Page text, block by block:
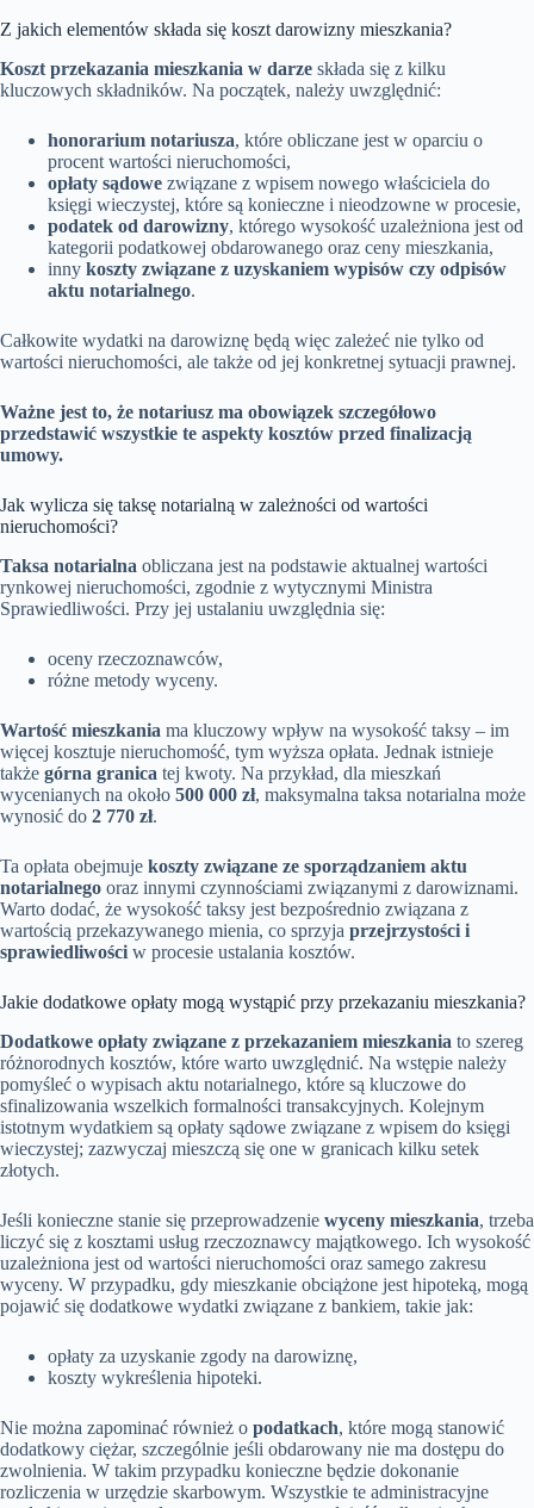
Z jakich elementów składa się koszt darowizny mieszkania?
Koszt przekazania mieszkania w darze składa się z kilku
kluczowych składników. Na początek, należy uwzględnić:
honorarium notariusza, które obliczane jest w oparciu o
procent wartości nieruchomości,
opłaty sądowe związane z wpisem nowego właściciela do
księgi wieczystej, które są konieczne i nieodzowne w procesie,
podatek od darowizny, którego wysokość uzależniona jest od
kategorii podatkowej obdarowanego oraz ceny mieszkania,
inny koszty związane z uzyskaniem wypisów czy odpisów
aktu notarialnego.
Całkowite wydatki na darowiznę będą więc zależeć nie tylko od
wartości nieruchomości, ale także od jej konkretnej sytuacji prawnej.
Ważne jest to, że notariusz ma obowiązek szczegółowo
przedstawić wszystkie te aspekty kosztów przed finalizacją
umowy.
Jak wylicza się taksę notarialną w zależności od wartości
nieruchomości?
Taksa notarialna obliczana jest na podstawie aktualnej wartości
rynkowej nieruchomości, zgodnie z wytycznymi Ministra
Sprawiedliwości. Przy jej ustalaniu uwzględnia się:
oceny rzeczoznawców,
różne metody wyceny.
Wartość mieszkania ma kluczowy wpływ na wysokość taksy – im
więcej kosztuje nieruchomość, tym wyższa opłata. Jednak istnieje
także górna granica tej kwoty. Na przykład, dla mieszkań
wycenianych na około 500 000 zł, maksymalna taksa notarialna może
wynosić do 2 770 zł.
Ta opłata obejmuje koszty związane ze sporządzaniem aktu
notarialnego oraz innymi czynnościami związanymi z darowiznami.
Warto dodać, że wysokość taksy jest bezpośrednio związana z
wartością przekazywanego mienia, co sprzyja przejrzystości i
sprawiedliwości w procesie ustalania kosztów.
Jakie dodatkowe opłaty mogą wystąpić przy przekazaniu mieszkania?
Dodatkowe opłaty związane z przekazaniem mieszkania to szereg
różnorodnych kosztów, które warto uwzględnić. Na wstępie należy
pomyśleć o wypisach aktu notarialnego, które są kluczowe do
sfinalizowania wszelkich formalności transakcyjnych. Kolejnym
istotnym wydatkiem są opłaty sądowe związane z wpisem do księgi
wieczystej; zazwyczaj mieszczą się one w granicach kilku setek
złotych.
Jeśli konieczne stanie się przeprowadzenie wyceny mieszkania, trzeba
liczyć się z kosztami usług rzeczoznawcy majątkowego. Ich wysokość
uzależniona jest od wartości nieruchomości oraz samego zakresu
wyceny. W przypadku, gdy mieszkanie obciążone jest hipoteką, mogą
pojawić się dodatkowe wydatki związane z bankiem, takie jak:
opłaty za uzyskanie zgody na darowiznę,
koszty wykreślenia hipoteki.
Nie można zapominać również o podatkach, które mogą stanowić
dodatkowy ciężar, szczególnie jeśli obdarowany nie ma dostępu do
zwolnienia. W takim przypadku konieczne będzie dokonanie
rozliczenia w urzędzie skarbowym. Wszystkie te administracyjne